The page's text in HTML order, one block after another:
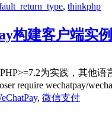
, thinkphp
构建客户端实
为实践，其他
require wechatpay/
, 微信支付